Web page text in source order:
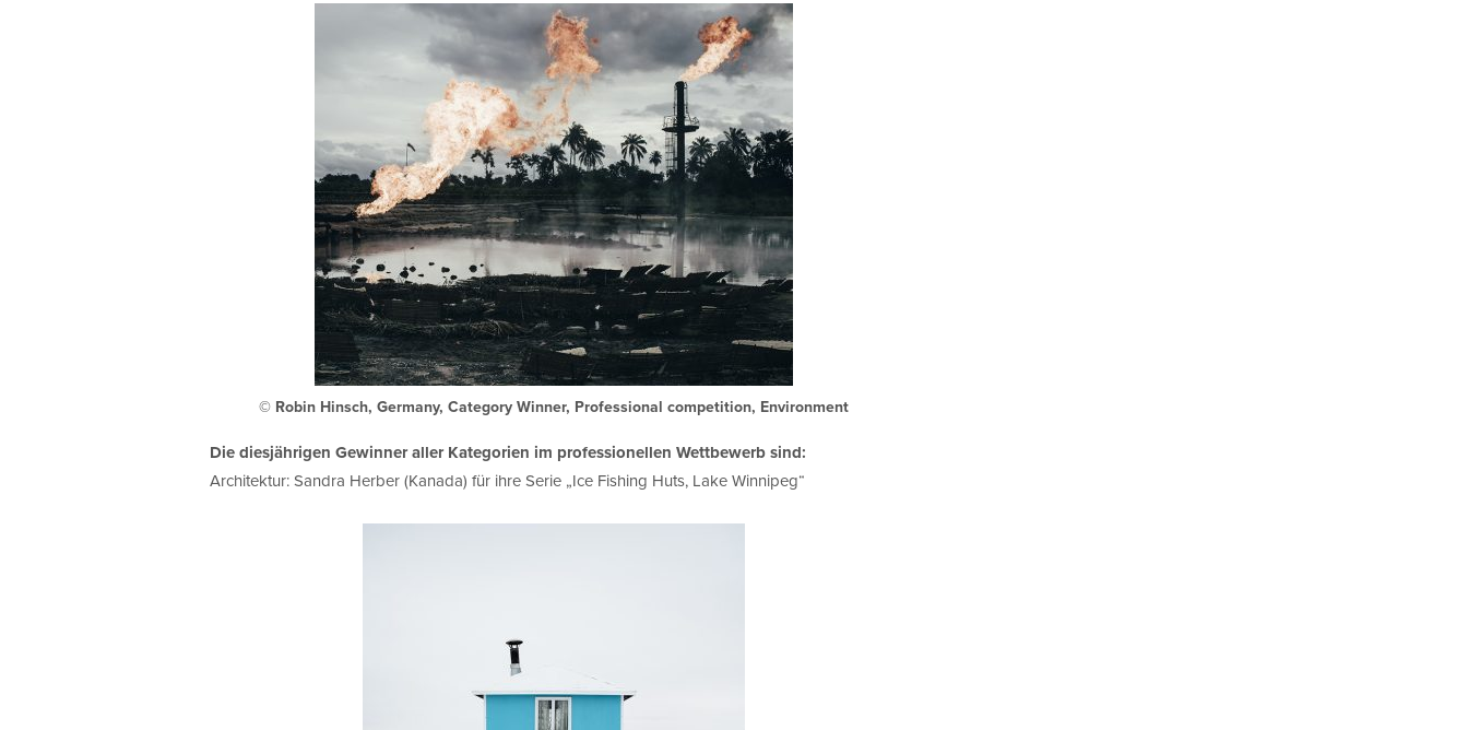
© Robin Hinsch, Germany, Category Winner, Professional competition, Environment
Die diesjährigen Gewinner aller Kategorien im professionellen Wettbewerb sind:
Architektur: Sandra Herber (Kanada) für ihre Serie „Ice Fishing Huts, Lake Winnipeg“